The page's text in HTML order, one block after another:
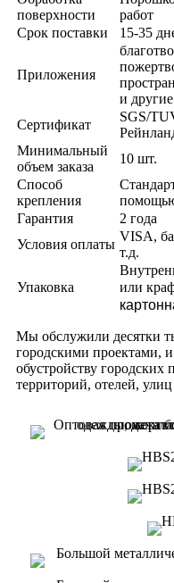
поверхности
работ
Срок поставки
15-35
Приложения
и
Сертификат
SGS/
Минимальный
объем заказа
10 шт.
Способ
крепления
Гарантия
2 года
Условия оплаты
VISA,
т.д.
Упаковка
или
Мы обслужили десятки
городскими проектами,
обустройству
территорий, отелей, улиц